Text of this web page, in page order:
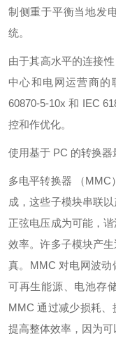
制侧重于平衡当地发
统。
由于其高水平的连接
中心和电网运营商的
60870-5-10x 和 IEC
控和作优化。
使用基于 PC 的转换
多电平转换器 （MMC
成，这些子模块串联
正弦电压成为可能，
效率。许多子模块产
真。MMC 对电网波动
可再生能源、电池存
MMC 通过减少损耗
提高整体效率，因为可